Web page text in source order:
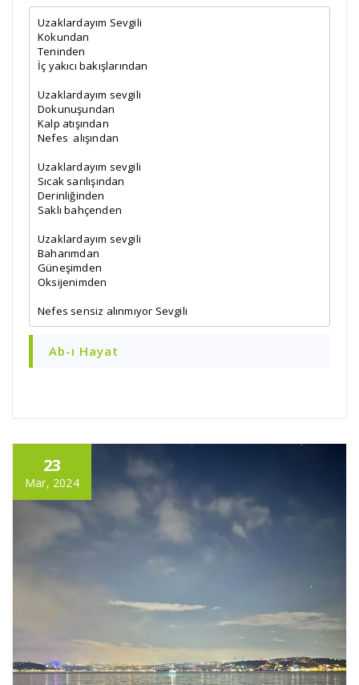
Uzaklardayım Sevgili
Kokundan
Teninden
İç yakıcı bakışlarından
Uzaklardayım sevgili
Dokunuşundan
Kalp atışından
Nefes  alışından
Uzaklardayım sevgili
Sıcak sarılışından
Derinliğinden
Saklı bahçenden
Uzaklardayım sevgili
Baharımdan
Güneşimden
Oksijenimden
Nefes sensiz alınmıyor Sevgili
Ab-ı Hayat
23
Mar, 2024